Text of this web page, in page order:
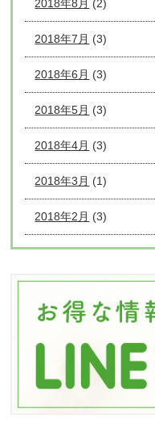
2018年8月 (2)
2018年7月 (3)
2018年6月 (3)
2018年5月 (3)
2018年4月 (3)
2018年3月 (1)
2018年2月 (3)